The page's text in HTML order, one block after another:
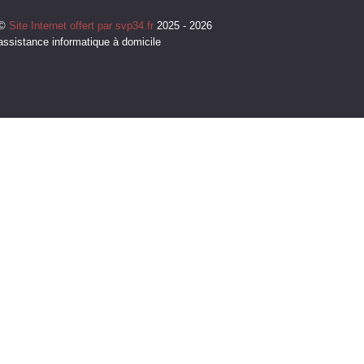
Site Internet offert par svp34.fr2025 - 2026
informatique à domicile